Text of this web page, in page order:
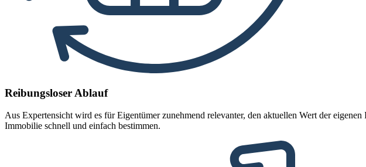
Reibungsloser Ablauf
Aus Expertensicht wird es für Eigentümer zunehmend relevanter, den aktuellen Wert der
Immobilie schnell und einfach bestimmen.